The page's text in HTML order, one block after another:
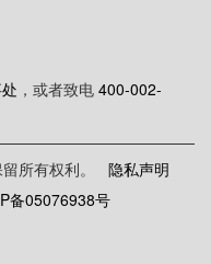
，或者致电 400-002-
所有权利。 隐私声明
备05076938号